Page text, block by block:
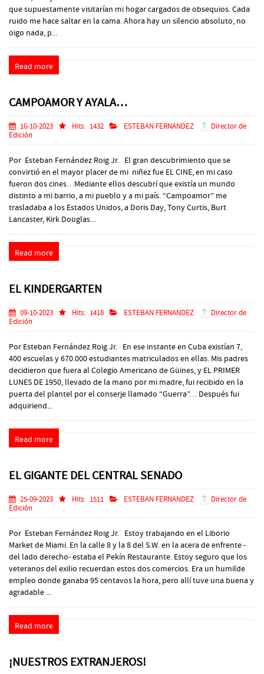
que supuestamente visitarían mi hogar cargados de obsequios. Cada
ruido me hace saltar en la cama. Ahora hay un silencio absoluto, no
oigo nada, p...
Read more
CAMPOAMOR Y AYALA…
16-10-2023 Hits: 1432 ESTEBAN FERNANDEZ
Director de
Edición
Por Esteban Fernández Roig Jr. El gran descubrimiento que se
convirtió en el mayor placer de mi niñez fue EL CINE, en mi caso
fueron dos cines…Mediante ellos descubrí que existía un mundo
distinto a mi barrio, a mi pueblo y a mi país. “Campoamor” me
trasladaba a los Estados Unidos, a Doris Day, Tony Curtis, Burt
Lancaster, Kirk Douglas...
Read more
EL KINDERGARTEN
09-10-2023 Hits: 1418 ESTEBAN FERNANDEZ
Director de
Edición
Por Esteban Fernández Roig Jr. En ese instante en Cuba existían 7,
400 escuelas y 670.000 estudiantes matriculados en ellas. Mis padres
decidieron que fuera al Colegio Americano de Güines, y EL PRIMER
LUNES DE 1950, llevado de la mano por mi madre, fui recibido en la
puerta del plantel por el conserje llamado “Guerra”… Después fui
adquiriend...
Read more
EL GIGANTE DEL CENTRAL SENADO
25-09-2023 Hits: 1511 ESTEBAN FERNANDEZ
Director de
Edición
Por Esteban Fernández Roig Jr. Estoy trabajando en el Liborio
Market de Miami. En la calle 8 y la 8 del S.W. en la acera de enfrente -
del lado derecho- estaba el Pekín Restaurante. Estoy seguro que los
veteranos del exilio recuerdan estos dos comercios. Era un humilde
empleo donde ganaba 95 centavos la hora, pero allí tuve una buena y
agradable ...
Read more
¡NUESTROS EXTRANJEROS!